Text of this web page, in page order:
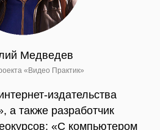
Медведев
«Видео Практик»
издательства
а также разработчик
«С компьютером
«Турбокомпьютер»,